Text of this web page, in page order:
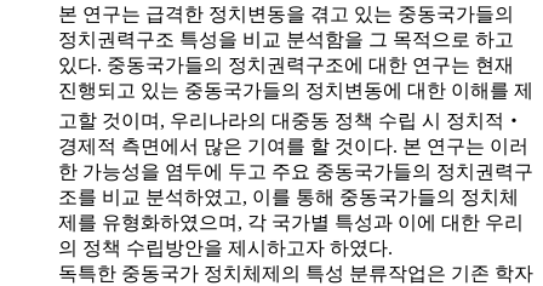
본 연구는 급격한 정치변동을 겪고 있는 중동국가들의
정치권력구조 특성을 비교 분석함을 그 목적으로 하고
있다. 중동국가들의 정치권력구조에 대한 연구는 현재
진행되고 있는 중동국가들의 정치변동에 대한 이해를 제
고할 것이며, 우리나라의 대중동 정책 수립 시 정치적‧
경제적 측면에서 많은 기여를 할 것이다. 본 연구는 이러
한 가능성을 염두에 두고 주요 중동국가들의 정치권력구
조를 비교 분석하였고, 이를 통해 중동국가들의 정치체
제를 유형화하였으며, 각 국가별 특성과 이에 대한 우리
의 정책 수립방안을 제시하고자 하였다.
독특한 중동국가 정치체제의 특성 분류작업은 기존 학자